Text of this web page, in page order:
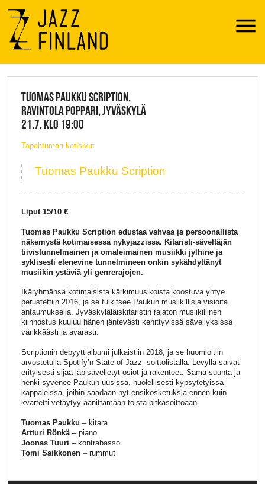
Menu
JAZZ FINLAND LIVE
TUOMAS PAUKKU SCRIPTION,
RAVINTOLA POPPARI, JYVÄSKYLÄ
21.7. KLO 19:00
Tapahtuman kotisivut
Tuomas Paukku Scription
Liput 15/10 €
Tuomas Paukku Scription edustaa vahvaa ja persoonallista
näkemystä kotimaisessa nykyjazzissa. Kitaristi-säveltäjän
tiivistunnelmainen ja omaleimainen musiikki jylhine ja
syklisesti etenevine tunnelmineen onkin sykähdyttänyt
musiikin ystäviä yli genrerajojen.
Ikäryhmänsä kotimaisista kärkimuusikoista koostuva yhtye
perustettiin 2016, ja se tulkitsee Paukun musiikillisia visioita
antaumuksella. Jyväskyläläiskitaristin rajaton musiikillinen
kiinnostus kuuluu hänen jäntevästi kehittyvissä sävellyksissä
värikkäästi ja avarasti.
Scriptionin debyyttialbumi julkaistiin 2018, ja se huomioitiin
arvostetulla Spotify’n State of Jazz -soittolistalla. Levyllä saivat
erityisesti sijaa läpisävelletyt osiot ja rakenteet. Sama suunta ja
henki syvenee Paukun uusissa, huolellisesti kypsytetyissä
kappaleissa, joihin saadaan nyt ensikosketuksia ennen kuin
kvartetti vetäytyy äänittämään toista pitkäsoittoaan.
Tuomas Paukku – kitara
Artturi Rönkä– piano
Joonas Tuuri – kontrabasso
Tomi Saikkonen– rummut